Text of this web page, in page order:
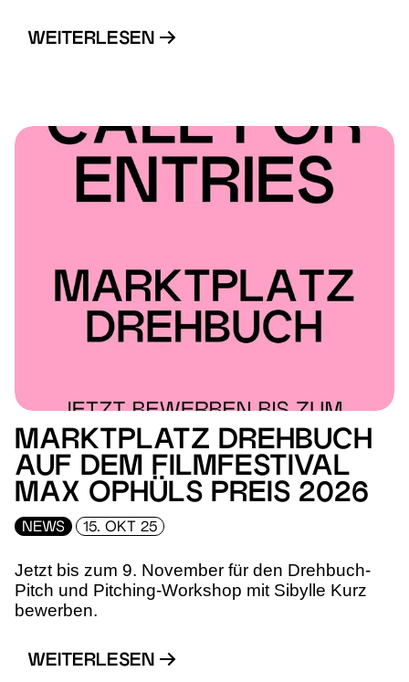
WEITERLESEN
MARKTPLATZ DREHBUCH
AUF DEM FILMFESTIVAL
MAX OPHÜLS PREIS 2026
NEWS 15. OKT 25
Jetzt bis zum 9. November für den Drehbuch-
Pitch und Pitching-Workshop mit Sibylle Kurz
bewerben.
WEITERLESEN